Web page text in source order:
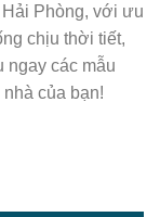
Phòng, với ưu
chịu thời tiết,
ngay các mẫu
của bạn!